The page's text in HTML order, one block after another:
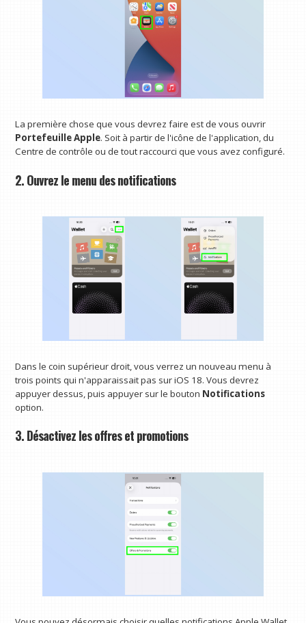
La première chose que vous devrez faire est de vous ouvrir
Portefeuille Apple. Soit à partir de l'icône de l'application, du
Centre de contrôle ou de tout raccourci que vous avez configuré.
2. Ouvrez le menu des notifications
Dans le coin supérieur droit, vous verrez un nouveau menu à
trois points qui n'apparaissait pas sur iOS 18. Vous devrez
appuyer dessus, puis appuyer sur le bouton Notifications
option.
3. Désactivez les offres et promotions